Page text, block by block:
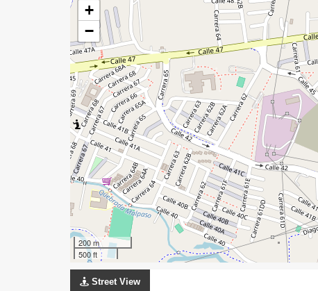
+
−
200 m
500 ft
Street View